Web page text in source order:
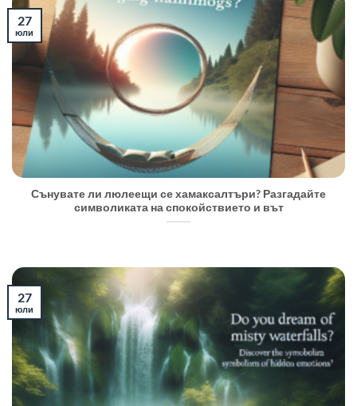
Сънувате ли люлеещи се хамаксалтъри? Разгадайте
символиката на спокойствието и вът
27
юли
27
юли